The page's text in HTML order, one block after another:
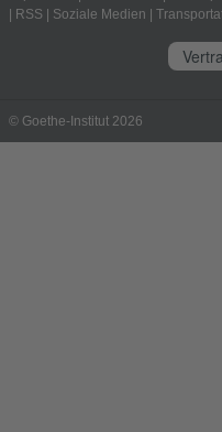
RSS Soziale Medien
© Goethe-Institut 2026